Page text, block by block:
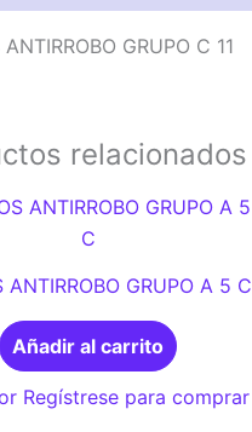
GRUPO C 11
relacionados
ANTIRROBO GRUPO A 5 C
Añadir al carrito
Regístrese para comprar